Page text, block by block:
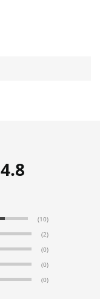
4.8
(10)
(2)
(0)
(0)
(0)